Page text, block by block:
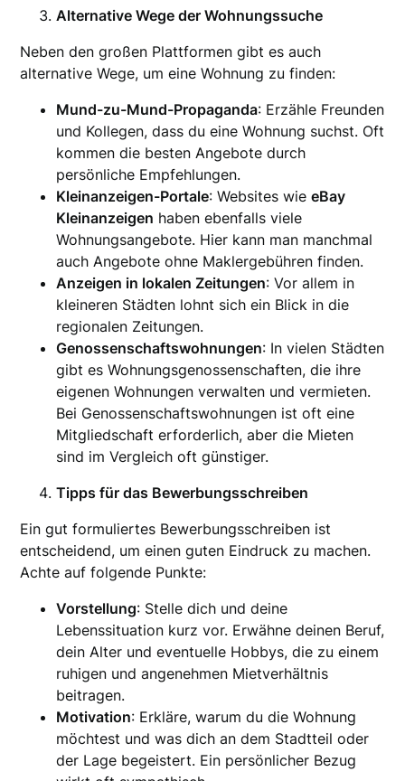
Alternative Wege der Wohnungssuche
Neben den großen Plattformen gibt es auch
alternative Wege, um eine Wohnung zu finden:
Mund-zu-Mund-Propaganda: Erzähle Freunden
und Kollegen, dass du eine Wohnung suchst. Oft
kommen die besten Angebote durch
persönliche Empfehlungen.
Kleinanzeigen-Portale: Websites wieeBay
Kleinanzeigen haben ebenfalls viele
Wohnungsangebote. Hier kann man manchmal
auch Angebote ohne Maklergebühren finden.
Anzeigen in lokalen Zeitungen: Vor allem in
kleineren Städten lohnt sich ein Blick in die
regionalen Zeitungen.
Genossenschaftswohnungen: In vielen Städten
gibt es Wohnungsgenossenschaften, die ihre
eigenen Wohnungen verwalten und vermieten.
Bei Genossenschaftswohnungen ist oft eine
Mitgliedschaft erforderlich, aber die Mieten
sind im Vergleich oft günstiger.
Tipps für das Bewerbungsschreiben
Ein gut formuliertes Bewerbungsschreiben ist
entscheidend, um einen guten Eindruck zu machen.
Achte auf folgende Punkte:
Vorstellung: Stelle dich und deine
Lebenssituation kurz vor. Erwähne deinen Beruf,
dein Alter und eventuelle Hobbys, die zu einem
ruhigen und angenehmen Mietverhältnis
beitragen.
Motivation: Erkläre, warum du die Wohnung
möchtest und was dich an dem Stadtteil oder
der Lage begeistert. Ein persönlicher Bezug